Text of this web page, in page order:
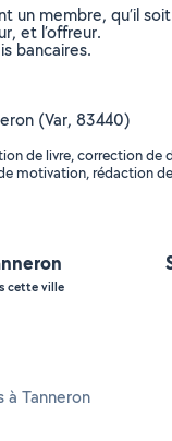
membre, qu’il
et l’offreur.
bancaires.
(Var, 83440)
de livre, correction
motivation, rédaction
cette ville
à Tanneron